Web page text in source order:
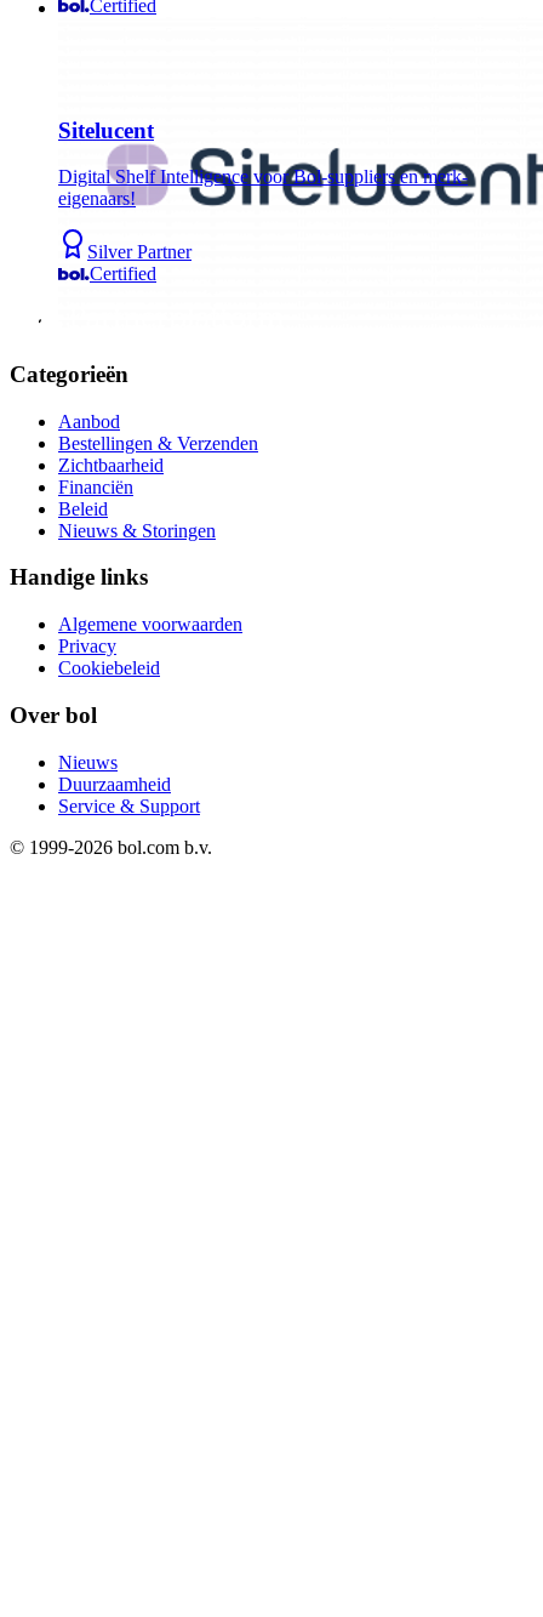
Certified
Sitelucent
Digital Shelf Intelligence voor Bol-suppliers en merk-
eigenaars!
Silver Partner
Certified
Categorieën
Aanbod
Bestellingen & Verzenden
Zichtbaarheid
Financiën
Beleid
Nieuws & Storingen
Handige links
Algemene voorwaarden
Privacy
Cookiebeleid
Over bol
Nieuws
Duurzaamheid
Service & Support
© 1999-2026 bol.com b.v.